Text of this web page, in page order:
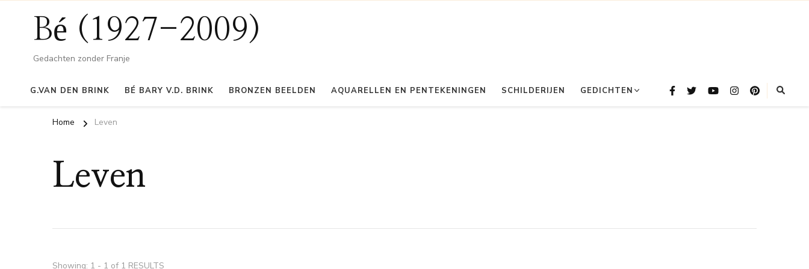
Bé (1927-2009)
Gedachten zonder Franje
G.VAN DEN BRINK BÉ BARY V.D. BRINK BRONZEN BEELDEN AQUARELLEN EN PENTEKENINGEN SCHILDERIJEN GEDICHTEN
Home Leven
Leven
Showing: 1 - 1 of 1 RESULTS